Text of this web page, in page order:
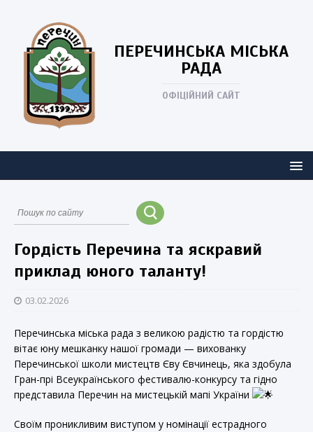
ПЕРЕЧИНСЬКА МІСЬКА
РАДА
ОФІЦІЙНИЙ САЙТ
Гордість Перечина та яскравий
приклад юного таланту!
03.02.2026
Перечинська міська рада з великою радістю та гордістю
вітає юну мешканку нашої громади — вихованку
Перечинської школи мистецтв Єву Євчинець, яка здобула
Гран-прі Всеукраїнського фестивалю-конкурсу та гідно
представила Перечин на мистецькій мапі України
Своїм проникливим виступом у номінації естрадного